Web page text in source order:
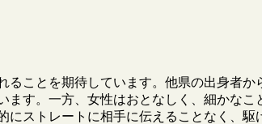
ことを期待しています。他県の出身者
す。一方、女性はおとなしく、細かな
ストレートに相手に伝えることなく、